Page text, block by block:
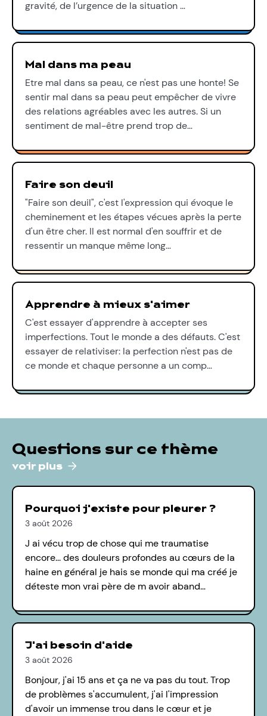
gravité, de l’urgence de la situation …
Mal dans ma peau
Etre mal dans sa peau, ce n'est pas une honte! Se
sentir mal dans sa peau peut empêcher de vivre
des relations agréables avec les autres. Si un
sentiment de mal-être prend trop de…
Faire son deuil
"Faire son deuil", c'est l'expression qui évoque le
cheminement et les étapes vécues après la perte
d'un être cher. Il est normal d'en souffrir et de
ressentir un manque même long…
Apprendre à mieux s'aimer
C'est essayer d'apprendre à accepter ses
imperfections. Tout le monde a des défauts. C'est
essayer de relativiser: la perfection n'est pas de
ce monde et chaque personne a un comp…
Questions sur ce thème
voir plus
Pourquoi j'existe pour pleurer ?
3 août 2026
J ai vécu trop de chose qui me traumatise
encore... des douleurs profondes au cœurs de la
haine en général je hais se monde qui ma créé je
déteste mon vrai père de m avoir aband…
J'ai besoin d'aide
3 août 2026
Bonjour, j'ai 15 ans et ça ne va pas du tout. Trop
de problèmes s'accumulent, j'ai l'impression
d'avoir un immense trou dans le cœur et je